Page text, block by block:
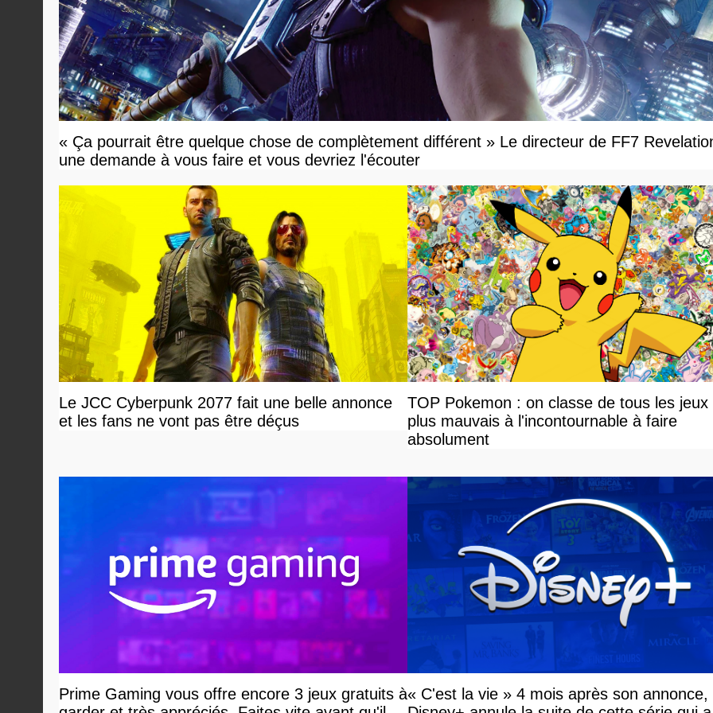
« Ça pourrait être quelque chose de complètement différent » Le directeur de FF7
une demande à vous faire et vous devriez l'écouter
Le JCC Cyberpunk 2077 fait une belle annonce
et les fans ne vont pas être déçus
TOP Pokemon : on classe de tous les jeux
plus mauvais à l'incontournable à faire
absolument
Prime Gaming vous offre encore 3 jeux gratuits à« C'est la vie » 4 mois après son annonce,